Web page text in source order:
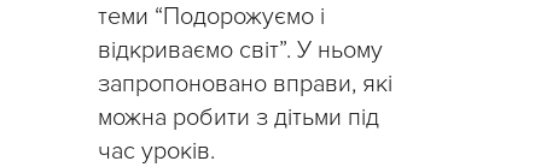
теми “Подорожуємо і
відкриваємо світ”. У ньому
запропоновано вправи, які
можна робити з дітьми під
час уроків.